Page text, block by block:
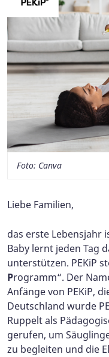
Foto: Canva
Liebe Familien,
das erste Lebensjahr
Baby lernt jeden Tag
unterstützen. PEKiP
Programm“. Der
Anfänge von PEKiP,
Deutschland wurde
Ruppelt als
gerufen, um
zu begleiten und die